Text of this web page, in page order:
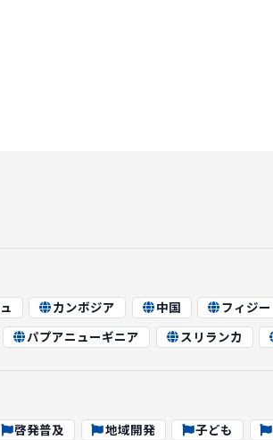
カンボジア 中国 フィジー
パプアニューギニア スリランカ
啓発普及 地域開発 子ども